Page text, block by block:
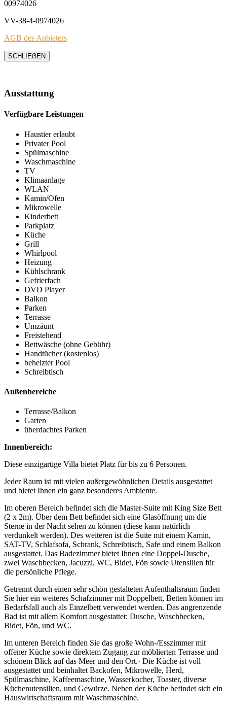
00974026
VV-38-4-0974026
AGB des Anbieters
SCHLIEẞEN
Ausstattung
Verfügbare Leistungen
Haustier erlaubt
Privater Pool
Spülmaschine
Waschmaschine
TV
Klimaanlage
WLAN
Kamin/Ofen
Mikrowelle
Kinderbett
Parkplatz
Küche
Grill
Whirlpool
Heizung
Kühlschrank
Gefrierfach
DVD Player
Balkon
Parken
Terrasse
Umzäunt
Freistehend
Bettwäsche (ohne Gebühr)
Handtücher (kostenlos)
beheizter Pool
Schreibtisch
Außenbereiche
Terrasse/Balkon
Garten
überdachtes Parken
Innenbereich:
Diese einzigartige Villa bietet Platz für bis zu 6 Personen.
Jeder Raum ist mit vielen außergewöhnlichen Details ausgestattet
und bietet Ihnen ein ganz besonderes Ambiente.
Im oberen Bereich befindet sich die Master-Suite mit King Size Bett
(2 x 2m). Über dem Bett befindet sich eine Glasöffnung um die
Sterne in der Nacht sehen zu können (diese kann natürlich
verdunkelt werden). Des weiteren ist die Suite mit einem Kamin,
SAT-TV, Schlafsofa, Schrank, Schreibtisch, Safe und einem Balkon
ausgestattet. Das Badezimmer bietet Ihnen eine Doppel-Dusche,
zwei Waschbecken, Jacuzzi, WC, Bidet, Fön sowie Utensilien für
die persönliche Pflege.
Getrennt durch einen sehr schön gestalteten Aufenthaltsraum finden
Sie hier ein weiteres Schafzimmer mit Doppelbett, Betten können im
Bedarfsfall auch als Einzelbett verwendet werden. Das angrenzende
Bad ist mit allem Komfort ausgestattet: Dusche, Waschbecken,
Bidet, Fön, und WC.
Im unteren Bereich finden Sie das große Wohn-/Esszimmer mit
offener Küche sowie direktem Zugang zur möblierten Terrasse und
schönem Blick auf das Meer und den Ort.· Die Küche ist voll
ausgestattet und beinhaltet Backofen, Mikrowelle, Herd,
Spülmaschine, Kaffeemaschine, Wasserkocher, Toaster, diverse
Küchenutensilien, und Gewürze. Neben der Küche befindet sich ein
Hauswirtschaftsraum mit Waschmaschine.